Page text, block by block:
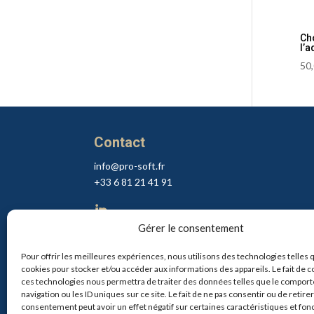
Gérer le consentement
Pour offrir les meilleures expériences, nous utilisons des technologies telles
cookies pour stocker et/ou accéder aux informations des appareils. Le fait de
ces technologies nous permettra de traiter des données telles que le
navigation ou les ID uniques sur ce site. Le fait de ne pas consentir ou de
consentement peut avoir un effet négatif sur certaines caractéristiques et
Contact
info@pro-soft.fr
+33 6 81 21 41 91

Copyright © 2024, Claris-Pro -Mentions légales|